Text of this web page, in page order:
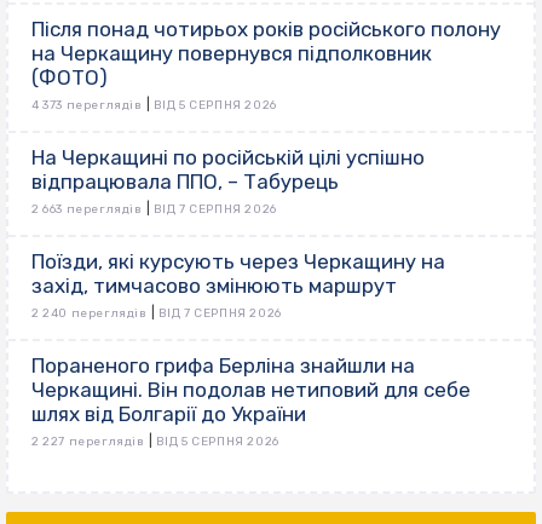
Після понад чотирьох років російського полону
на Черкащину повернувся підполковник
(ФОТО)
4 373 переглядів ВІД 5 СЕРПНЯ 2026
На Черкащині по російській цілі успішно
відпрацювала ППО, – Табурець
2 663 переглядів ВІД 7 СЕРПНЯ 2026
Поїзди, які курсують через Черкащину на
захід, тимчасово змінюють маршрут
2 240 переглядів ВІД 7 СЕРПНЯ 2026
Пораненого грифа Берліна знайшли на
Черкащині. Він подолав нетиповий для себе
шлях від Болгарії до України
2 227 переглядів ВІД 5 СЕРПНЯ 2026